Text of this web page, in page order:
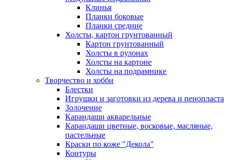
Клинья
Планки боковые
Планки средние
Холсты, картон грунтованный
Картон грунтованный
Холсты в рулонах
Холсты на картоне
Холсты на подрамнике
Творчество и хобби
Блестки
Игрушки и заготовки из дерева и пенопласта
Золочение
Карандаши акварельные
Карандаши цветные, восковые, масляные,
пастельные
Краски по коже "Декола"
Контуры